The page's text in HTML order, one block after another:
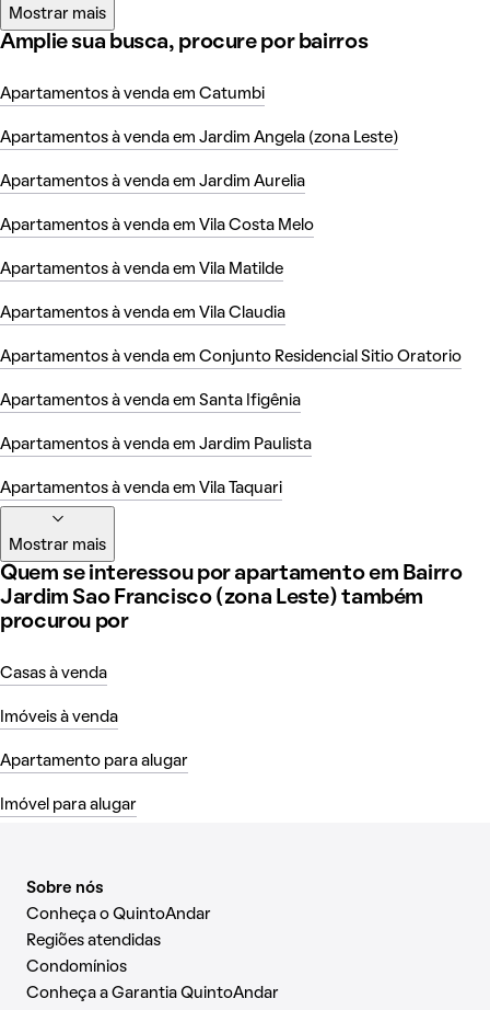
Mostrar mais
Amplie sua busca, procure por bairros
Apartamentos à venda em Catumbi
Apartamentos à venda em Jardim Angela (zona Leste)
Apartamentos à venda em Jardim Aurelia
Apartamentos à venda em Vila Costa Melo
Apartamentos à venda em Vila Matilde
Apartamentos à venda em Vila Claudia
Apartamentos à venda em Conjunto Residencial Sitio Oratorio
Apartamentos à venda em Santa Ifigênia
Apartamentos à venda em Jardim Paulista
Apartamentos à venda em Vila Taquari
Mostrar mais
Quem se interessou por apartamento em Bairro
Jardim Sao Francisco (zona Leste) também
procurou por
Casas à venda
Imóveis à venda
Apartamento para alugar
Imóvel para alugar
Sobre nós
Conheça o QuintoAndar
Regiões atendidas
Condomínios
Conheça a Garantia QuintoAndar